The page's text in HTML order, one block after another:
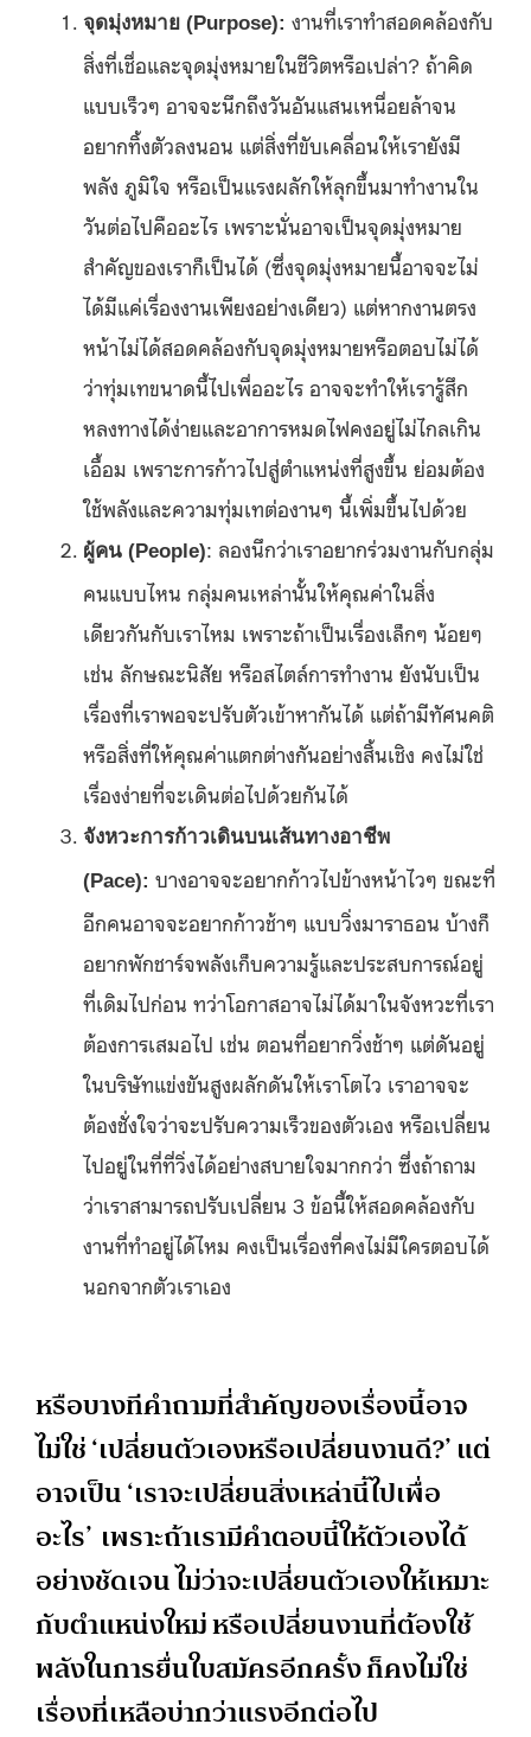
จุดมุ่งหมาย (Purpose): งานที่เราทำสอดคล้องกับ
สิ่งที่เชื่อและจุดมุ่งหมายในชีวิตหรือเปล่า? ถ้าคิด
แบบเร็วๆ อาจจะนึกถึงวันอันแสนเหนื่อยล้าจน
อยากทิ้งตัวลงนอน แต่สิ่งที่ขับเคลื่อนให้เรายังมี
พลัง ภูมิใจ หรือเป็นแรงผลักให้ลุกขึ้นมาทำงานใน
วันต่อไปคืออะไร เพราะนั่นอาจเป็นจุดมุ่งหมาย
สำคัญของเราก็เป็นได้ (ซึ่งจุดมุ่งหมายนี้อาจจะไม่
ได้มีแค่เรื่องงานเพียงอย่างเดียว) แต่หากงานตรง
หน้าไม่ได้สอดคล้องกับจุดมุ่งหมายหรือตอบไม่ได้
ว่าทุ่มเทขนาดนี้ไปเพื่ออะไร อาจจะทำให้เรารู้สึก
หลงทางได้ง่ายและอาการหมดไฟคงอยู่ไม่ไกลเกิน
เอื้อม เพราะการก้าวไปสู่ตำแหน่งที่สูงขึ้น ย่อมต้อง
ใช้พลังและความทุ่มเทต่องานๆ นี้เพิ่มขึ้นไปด้วย
ผู้คน (People): ลองนึกว่าเราอยากร่วมงานกับกลุ่ม
คนแบบไหน กลุ่มคนเหล่านั้นให้คุณค่าในสิ่ง
เดียวกันกับเราไหม เพราะถ้าเป็นเรื่องเล็กๆ น้อยๆ
เช่น ลักษณะนิสัย หรือสไตล์การทำงาน ยังนับเป็น
เรื่องที่เราพอจะปรับตัวเข้าหากันได้ แต่ถ้ามีทัศนคติ
หรือสิ่งที่ให้คุณค่าแตกต่างกันอย่างสิ้นเชิง คงไม่ใช่
เรื่องง่ายที่จะเดินต่อไปด้วยกันได้
จังหวะการก้าวเดินบนเส้นทางอาชีพ
(Pace): บางอาจจะอยากก้าวไปข้างหน้าไวๆ ขณะที่
อีกคนอาจจะอยากก้าวช้าๆ แบบวิ่งมาราธอน บ้างก็
อยากพักชาร์จพลังเก็บความรู้และประสบการณ์อยู่
ที่เดิมไปก่อน ทว่าโอกาสอาจไม่ได้มาในจังหวะที่เรา
ต้องการเสมอไป เช่น ตอนที่อยากวิ่งช้าๆ แต่ดันอยู่
ในบริษัทแข่งขันสูงผลักดันให้เราโตไว เราอาจจะ
ต้องชั่งใจว่าจะปรับความเร็วของตัวเอง หรือเปลี่ยน
ไปอยู่ในที่ที่วิ่งได้อย่างสบายใจมากกว่า ซึ่งถ้าถาม
ว่าเราสามารถปรับเปลี่ยน 3 ข้อนี้ให้สอดคล้องกับ
งานที่ทำอยู่ได้ไหม คงเป็นเรื่องที่คงไม่มีใครตอบได้
นอกจากตัวเราเอง
หรือบางทีคำถามที่สำคัญของเรื่องนี้อาจ
ไม่ใช่ ‘เปลี่ยนตัวเองหรือเปลี่ยนงานดี?’ แต่
อาจเป็น ‘เราจะเปลี่ยนสิ่งเหล่านี้ไปเพื่อ
อะไร’ เพราะถ้าเรามีคำตอบนี้ให้ตัวเองได้
อย่างชัดเจน ไม่ว่าจะเปลี่ยนตัวเองให้เหมาะ
กับตำแหน่งใหม่ หรือเปลี่ยนงานที่ต้องใช้
พลังในการยื่นใบสมัครอีกครั้ง ก็คงไม่ใช่
เรื่องที่เหลือบ่ากว่าแรงอีกต่อไป